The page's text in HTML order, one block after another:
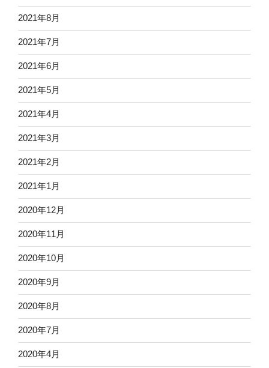
2021年8月
2021年7月
2021年6月
2021年5月
2021年4月
2021年3月
2021年2月
2021年1月
2020年12月
2020年11月
2020年10月
2020年9月
2020年8月
2020年7月
2020年4月